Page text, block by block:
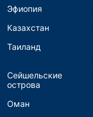
Эфиопия
Казахстан
Таиланд
Сейшельские
острова
Оман